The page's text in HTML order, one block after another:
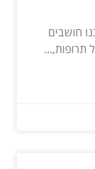
חושבים
תרופות,...